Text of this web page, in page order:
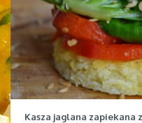
Kasza jaglana zapiekana